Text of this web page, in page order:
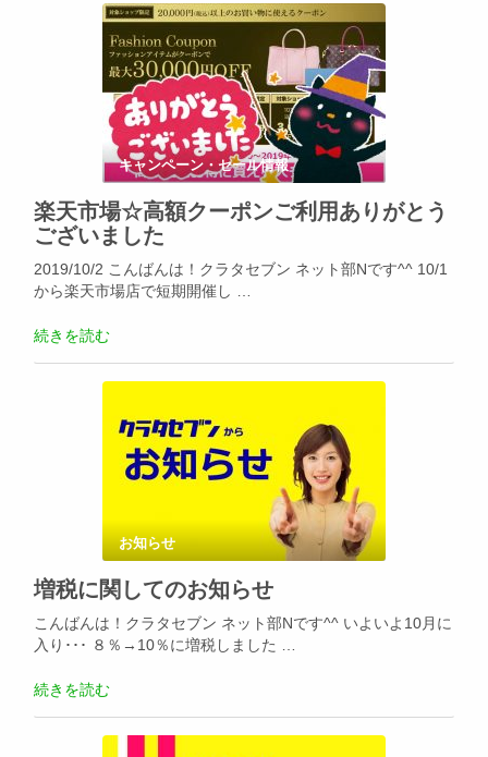
キャンペーン・セール情報
楽天市場☆高額クーポンご利用ありがとう
ございました
2019/10/2 こんばんは！クラタセブン ネット部Nです^^ 10/1
から楽天市場店で短期開催し …
続きを読む
お知らせ
増税に関してのお知らせ
こんばんは！クラタセブン ネット部Nです^^ いよいよ10月に
入り･･･ ８％→10％に増税しました …
続きを読む